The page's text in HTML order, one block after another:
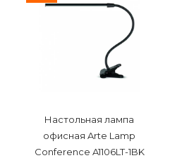
Настольная лампа
офисная Arte Lamp
Conference A1106LT-1BK